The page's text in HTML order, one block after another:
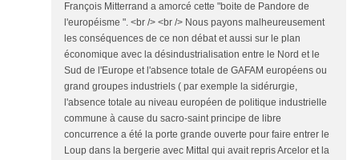
François Mitterrand a amorcé cette "boite de Pandore de
l'européisme ". <br /> <br /> Nous payons malheureusement
les conséquences de ce non débat et aussi sur le plan
économique avec la désindustrialisation entre le Nord et le
Sud de l'Europe et l'absence totale de GAFAM européens ou
grand groupes industriels ( par exemple la sidérurgie,
l'absence totale au niveau européen de politique industrielle
commune à cause du sacro-saint principe de libre
concurrence a été la porte grande ouverte pour faire entrer le
Loup dans la bergerie avec Mittal qui avait repris Arcelor et la